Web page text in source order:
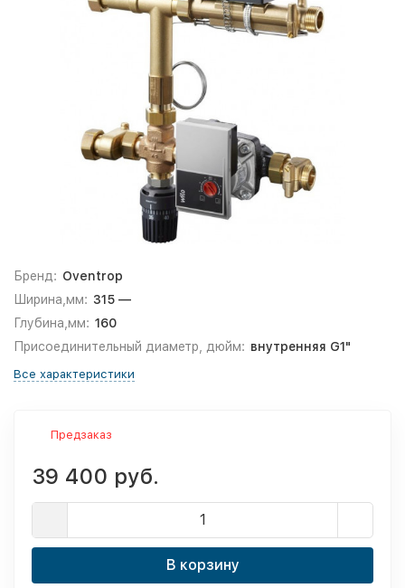
Бренд: Oventrop
Ширина,мм: 315 —
Глубина,мм: 160
Присоединительный диаметр, дюйм: внутренняя G1"
Все характеристики
Предзаказ
39 400 руб.
В корзину